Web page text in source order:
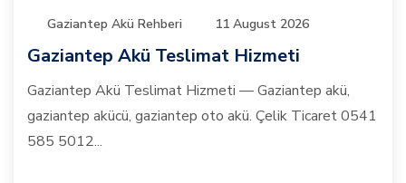
Gaziantep Akü Rehberi 11 August 2026
Gaziantep Akü Teslimat Hizmeti
Gaziantep Akü Teslimat Hizmeti — Gaziantep akü,
gaziantep akücü, gaziantep oto akü. Çelik Ticaret 0541
585 5012...